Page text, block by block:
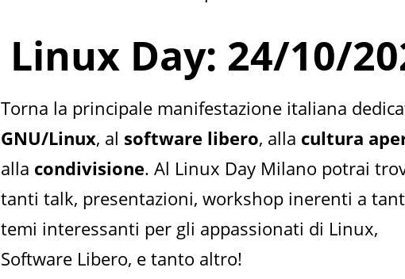
Linux Day: 24/10/
Torna la principale manifestazione italiana
GNU/Linux, al software libero, alla cultura
alla condivisione. Al Linux Day Milano potrai
tanti talk, presentazioni, workshop inerenti a
temi interessanti per gli appassionati di Linux,
Software Libero, e tanto altro!